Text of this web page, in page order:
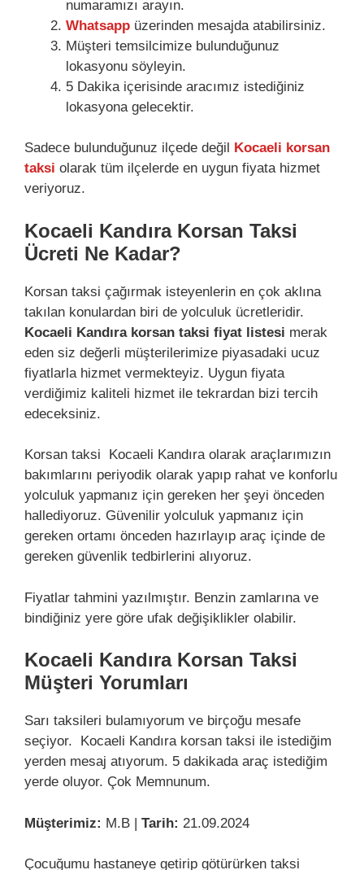
numaramızı arayın.
Whatsapp üzerinden mesajda atabilirsiniz.
Müşteri temsilcimize bulunduğunuz
lokasyonu söyleyin.
5 Dakika içerisinde aracımız istediğiniz
lokasyona gelecektir.
Sadece bulunduğunuz ilçede değil Kocaeli korsan
taksi olarak tüm ilçelerde en uygun fiyata hizmet
veriyoruz.
Kocaeli Kandıra Korsan Taksi
Ücreti Ne Kadar?
Korsan taksi çağırmak isteyenlerin en çok aklına
takılan konulardan biri de yolculuk ücretleridir.
Kocaeli Kandıra korsan taksi fiyat listesi merak
eden siz değerli müşterilerimize piyasadaki ucuz
fiyatlarla hizmet vermekteyiz. Uygun fiyata
verdiğimiz kaliteli hizmet ile tekrardan bizi tercih
edeceksiniz.
Korsan taksi Kocaeli Kandıra olarak araçlarımızın
bakımlarını periyodik olarak yapıp rahat ve konforlu
yolculuk yapmanız için gereken her şeyi önceden
hallediyoruz. Güvenilir yolculuk yapmanız için
gereken ortamı önceden hazırlayıp araç içinde de
gereken güvenlik tedbirlerini alıyoruz.
Fiyatlar tahmini yazılmıştır. Benzin zamlarına ve
bindiğiniz yere göre ufak değişiklikler olabilir.
Kocaeli Kandıra Korsan Taksi
Müşteri Yorumları
Sarı taksileri bulamıyorum ve birçoğu mesafe
seçiyor. Kocaeli Kandıra korsan taksi ile istediğim
yerden mesaj atıyorum. 5 dakikada araç istediğim
yerde oluyor. Çok Memnunum.
Müşterimiz: M.B | Tarih: 21.09.2024
Çocuğumu hastaneye getirip götürürken taksi